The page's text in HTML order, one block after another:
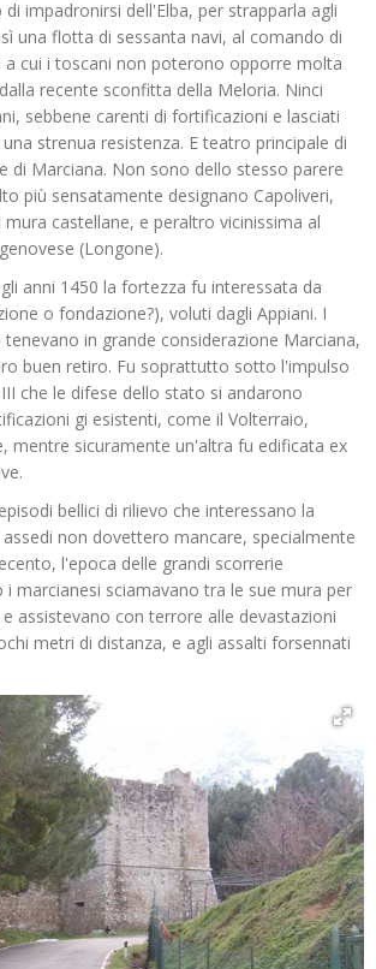
impadronirsi dell'Elba, per strapparla agli
una flotta di sessanta navi, al comando di
a cui i toscani non poterono opporre molta
recente sconfitta della Meloria. Ninci
sebbene carenti di fortificazioni e lasciati
strenua resistenza. E teatro principale di
di Marciana. Non sono dello stesso parere
più sensatamente designano Capoliveri,
castellane, e peraltro vicinissima al
(Longone).
anni 1450 la fortezza fu interessata da
o fondazione?), voluti dagli Appiani. I
in grande considerazione Marciana,
buen retiro. Fu soprattutto sotto l'impulso
che le difese dello stato si andarono
gi esistenti, come il Volterraio,
mentre sicuramente un'altra fu edificata ex
bellici di rilievo che interessano la
non dovettero mancare, specialmente
l'epoca delle grandi scorrerie
i marcianesi sciamavano tra le sue mura per
assistevano con terrore alle devastazioni
metri di distanza, e agli assalti forsennati